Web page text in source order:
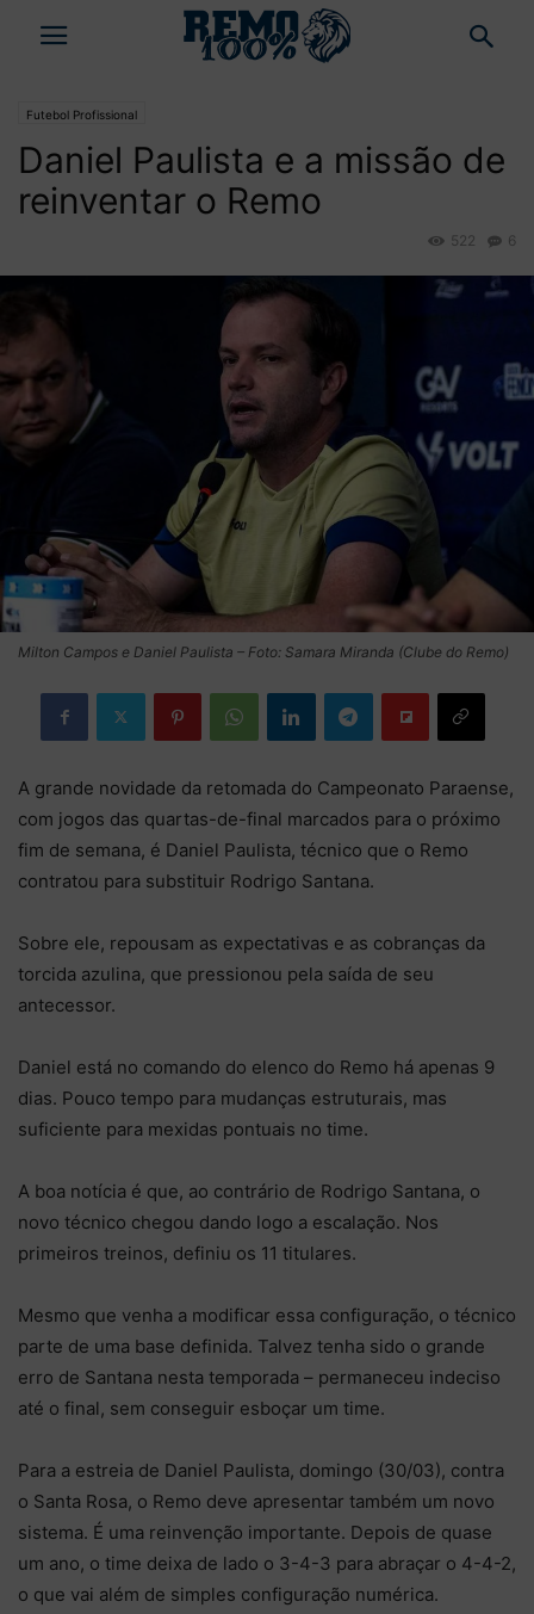
Futebol Profissional
Daniel Paulista e a missão de
reinventar o Remo
6
522
Milton Campos e Daniel Paulista – Foto: Samara Miranda (Clube do Remo)
A grande novidade da retomada do Campeonato Paraense,
com jogos das quartas-de-final marcados para o próximo
fim de semana, é Daniel Paulista, técnico que o Remo
contratou para substituir Rodrigo Santana.
Sobre ele, repousam as expectativas e as cobranças da
torcida azulina, que pressionou pela saída de seu
antecessor.
Daniel está no comando do elenco do Remo há apenas 9
dias. Pouco tempo para mudanças estruturais, mas
suficiente para mexidas pontuais no time.
A boa notícia é que, ao contrário de Rodrigo Santana, o
novo técnico chegou dando logo a escalação. Nos
primeiros treinos, definiu os 11 titulares.
Mesmo que venha a modificar essa configuração, o técnico
parte de uma base definida. Talvez tenha sido o grande
erro de Santana nesta temporada – permaneceu indeciso
até o final, sem conseguir esboçar um time.
Para a estreia de Daniel Paulista, domingo (30/03), contra
o Santa Rosa, o Remo deve apresentar também um novo
sistema. É uma reinvenção importante. Depois de quase
um ano, o time deixa de lado o 3-4-3 para abraçar o 4-4-2,
o que vai além de simples configuração numérica.